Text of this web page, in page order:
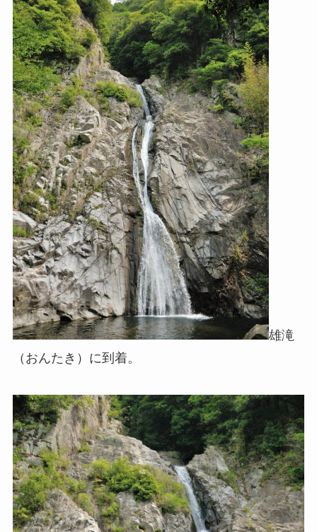
雄滝
（おんたき）に到着。